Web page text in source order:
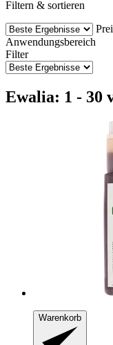
Filtern & sortieren
Anwendungsbereich
Filter
Ewalia: 1 - 30
Warenkorb